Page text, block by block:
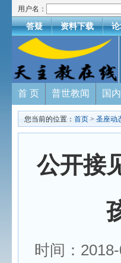
用户名：
答疑 资料下载
首 页 普世教闻 国
您当前的位置： 首页 > 圣座动
公开接
时间：